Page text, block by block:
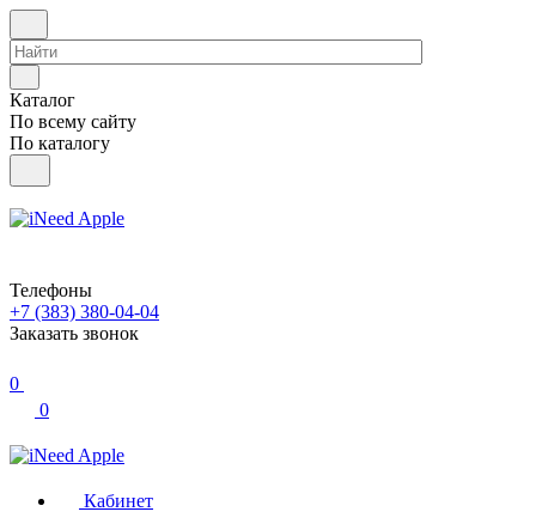
Каталог
По всему сайту
По каталогу
Телефоны
+7 (383) 380-04-04
Заказать звонок
0
0
Кабинет